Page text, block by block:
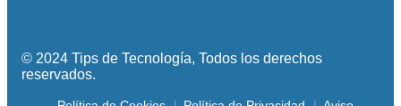
© 2024 Tips de Tecnología, Todos los derechos
reservados.